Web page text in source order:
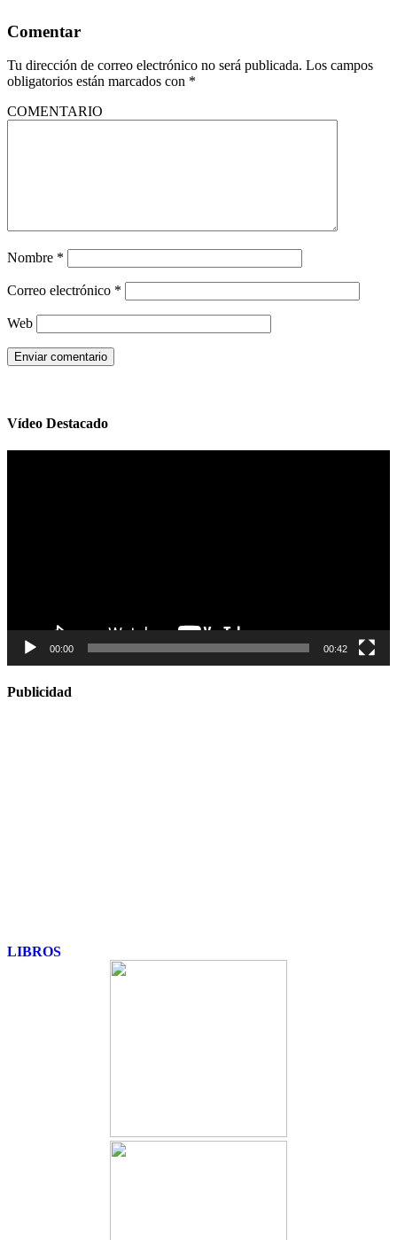
Comentar
Tu dirección de correo electrónico no será publicada. Los campos
obligatorios están marcados con *
COMENTARIO
Nombre *
Correo electrónico *
Web
Vídeo Destacado
00:00 00:42
Publicidad
LIBROS